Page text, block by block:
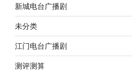
新城电台广播剧
未分类
江门电台广播剧
测评测算